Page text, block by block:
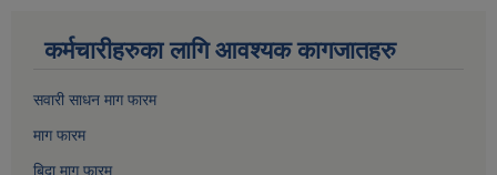
कर्मचारीहरुका लागि आवश्यक कागजातहरु
सवारी साधन माग फारम
माग फारम
बिदा माग फारम